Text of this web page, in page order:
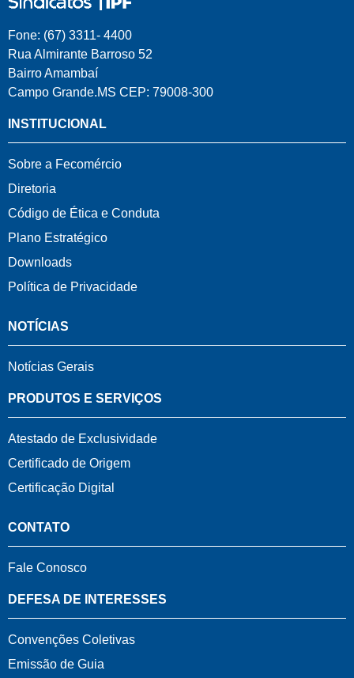
Fone: (67) 3311- 4400
Rua Almirante Barroso 52
Bairro Amambaí
Campo Grande.MS CEP: 79008-300
INSTITUCIONAL
Sobre a Fecomércio
Diretoria
Código de Ética e Conduta
Plano Estratégico
Downloads
Política de Privacidade
NOTÍCIAS
Notícias Gerais
PRODUTOS E SERVIÇOS
Atestado de Exclusividade
Certificado de Origem
Certificação Digital
CONTATO
Fale Conosco
DEFESA DE INTERESSES
Convenções Coletivas
Emissão de Guia